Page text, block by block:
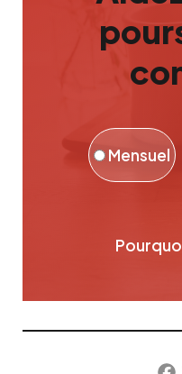
Mensuel